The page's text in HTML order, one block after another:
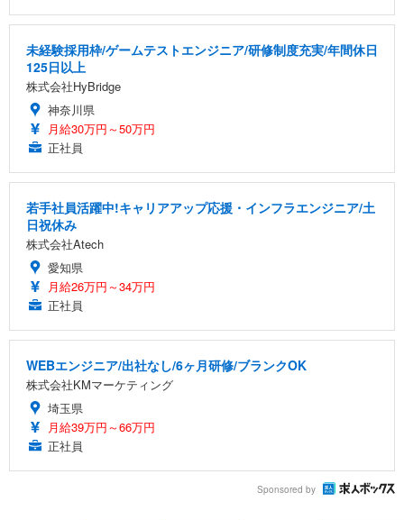
未経験採用枠/ゲームテストエンジニア/研修制度充実/年間休日
125日以上
株式会社HyBridge
神奈川県
月給30万円～50万円
正社員
若手社員活躍中!キャリアアップ応援・インフラエンジニア/土
日祝休み
株式会社Atech
愛知県
月給26万円～34万円
正社員
WEBエンジニア/出社なし/6ヶ月研修/ブランクOK
株式会社KMマーケティング
埼玉県
月給39万円～66万円
正社員
Sponsored by